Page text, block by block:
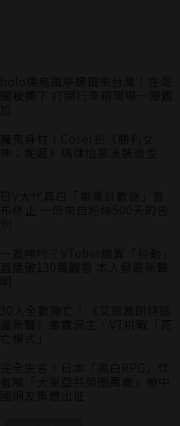
holo儒烏風亭螺鈿來台灣！在海
關被攔下 打開行李箱現場一陣尷
尬
魔鬼身材！Coser扮《勝利女
神：妮姬》瑪律恰那泳裝造型
日V大代真白「畢業計數器」宣
布終止 一份來自粉絲500天的告
別
一直呻吟？VTuber詭異「抖動」
直播破130萬觀看 本人發最新聲
明
30人全數陣亡！《艾恩葛朗特迴
盪新聲》邀實況主、VT挑戰「死
亡模式」
完全失言！日本「黑白RPG」作
者喊「大東亞共榮圈萬歲」被中
國網友集體出征